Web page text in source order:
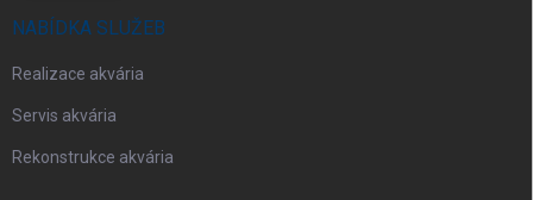
NABÍDKA SLUŽEB
Realizace akvária
Servis akvária
Rekonstrukce akvária